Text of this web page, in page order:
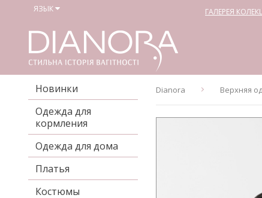
ЯЗЫК ГАЛЕРЕЯ
Новинки
Одежда для
кормления
Одежда для дома
Платья
Костюмы
Dianora Верхняя